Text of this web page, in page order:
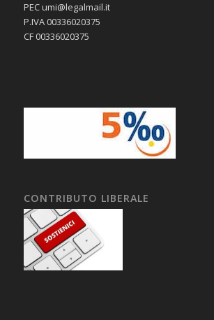
PEC umi@legalmail.it
P.IVA 00336020375
CF 00336020375
CONTRIBUTO LIBERALE